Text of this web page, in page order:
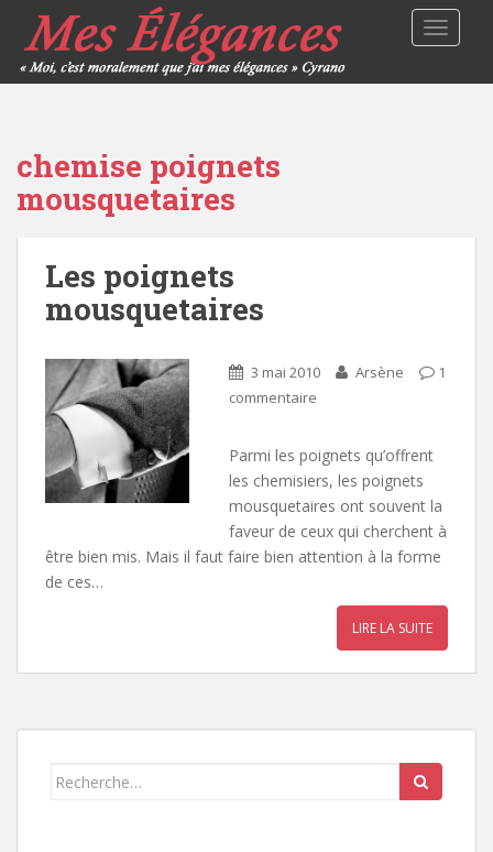
chemise poignets
mousquetaires
Les poignets
mousquetaires
3 mai 2010 Arsène
1
commentaire
Parmi les poignets qu’offrent
les chemisiers, les poignets
mousquetaires ont souvent la
faveur de ceux qui cherchent à
être bien mis. Mais il faut faire bien attention à la forme
de ces…
LIRE LA SUITE
Search